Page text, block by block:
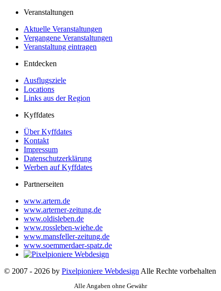
Veranstaltungen
Aktuelle Veranstaltungen
Vergangene Veranstaltungen
Veranstaltung eintragen
Entdecken
Ausflugsziele
Locations
Links aus der Region
Kyffdates
Über Kyffdates
Kontakt
Impressum
Datenschutzerklärung
Werben auf Kyffdates
Partnerseiten
www.artern.de
www.arterner-zeitung.de
www.oldisleben.de
www.rossleben-wiehe.de
www.mansfeller-zeitung.de
www.soemmerdaer-spatz.de
© 2007 - 2026 by Pixelpioniere Webdesign Alle Rechte vorbehalten
Alle Angaben ohne Gewähr